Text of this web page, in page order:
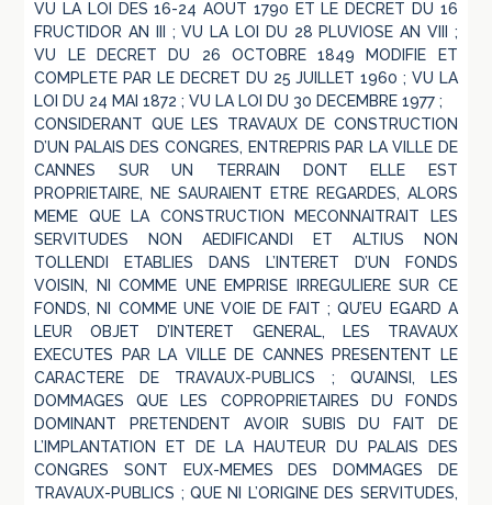
VU LA LOI DES 16-24 AOUT 1790 ET LE DECRET DU 16
FRUCTIDOR AN III ; VU LA LOI DU 28 PLUVIOSE AN VIII ;
VU LE DECRET DU 26 OCTOBRE 1849 MODIFIE ET
COMPLETE PAR LE DECRET DU 25 JUILLET 1960 ; VU LA
LOI DU 24 MAI 1872 ; VU LA LOI DU 30 DECEMBRE 1977 ;
CONSIDERANT QUE LES TRAVAUX DE CONSTRUCTION
D’UN PALAIS DES CONGRES, ENTREPRIS PAR LA VILLE DE
CANNES SUR UN TERRAIN DONT ELLE EST
PROPRIETAIRE, NE SAURAIENT ETRE REGARDES, ALORS
MEME QUE LA CONSTRUCTION MECONNAITRAIT LES
SERVITUDES NON AEDIFICANDI ET ALTIUS NON
TOLLENDI ETABLIES DANS L’INTERET D’UN FONDS
VOISIN, NI COMME UNE EMPRISE IRREGULIERE SUR CE
FONDS, NI COMME UNE VOIE DE FAIT ; QU’EU EGARD A
LEUR OBJET D’INTERET GENERAL, LES TRAVAUX
EXECUTES PAR LA VILLE DE CANNES PRESENTENT LE
CARACTERE DE TRAVAUX-PUBLICS ; QU’AINSI, LES
DOMMAGES QUE LES COPROPRIETAIRES DU FONDS
DOMINANT PRETENDENT AVOIR SUBIS DU FAIT DE
L’IMPLANTATION ET DE LA HAUTEUR DU PALAIS DES
CONGRES SONT EUX-MEMES DES DOMMAGES DE
TRAVAUX-PUBLICS ; QUE NI L’ORIGINE DES SERVITUDES,